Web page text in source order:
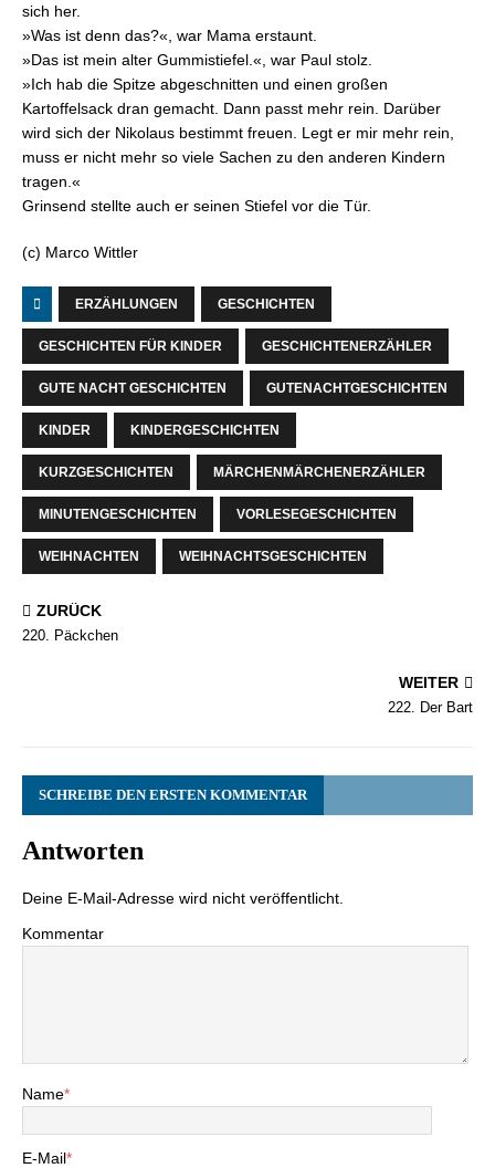
sich her.
»Was ist denn das?«, war Mama erstaunt.
»Das ist mein alter Gummistiefel.«, war Paul stolz.
»Ich hab die Spitze abgeschnitten und einen großen
Kartoffelsack dran gemacht. Dann passt mehr rein. Darüber
wird sich der Nikolaus bestimmt freuen. Legt er mir mehr rein,
muss er nicht mehr so viele Sachen zu den anderen Kindern
tragen.«
Grinsend stellte auch er seinen Stiefel vor die Tür.
(c) Marco Wittler
ERZÄHLUNGEN GESCHICHTEN
GESCHICHTEN FÜR KINDER GESCHICHTENERZÄHLER
GUTE NACHT GESCHICHTEN GUTENACHTGESCHICHTEN
KINDER KINDERGESCHICHTEN
KURZGESCHICHTEN MÄRCHENMÄRCHENERZÄHLER
MINUTENGESCHICHTEN VORLESEGESCHICHTEN
WEIHNACHTEN WEIHNACHTSGESCHICHTEN
ZURÜCK
220. Päckchen
WEITER
222. Der Bart
SCHREIBE DEN ERSTEN KOMMENTAR
Antworten
Deine E-Mail-Adresse wird nicht veröffentlicht.
Kommentar
Name*
E-Mail*